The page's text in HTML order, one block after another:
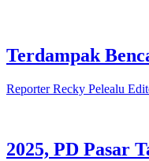
Terdampak
Reporter Recky Pelealu
2025, PD Pasar